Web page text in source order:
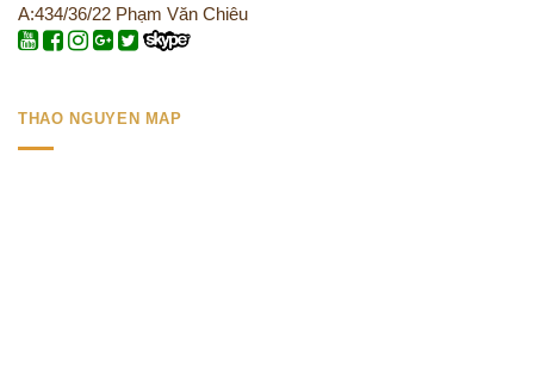
A:434/36/22 Phạm Văn Chiêu
THAO NGUYEN MAP